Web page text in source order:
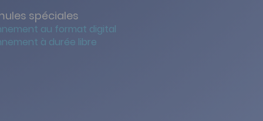
spéciales
au format digital
à durée libre